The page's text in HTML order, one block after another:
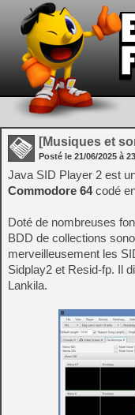
[Musiques et
Posté le 21/06/2025 à
Java SID Player 2 est
Commodore 64codé
Doté de nombreuses
BDD de collections
merveilleusement les
Sidplay2 et Resid-fp. Il
Lankila.